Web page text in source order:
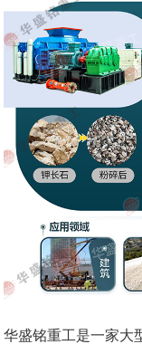
华盛铭重工是一家大